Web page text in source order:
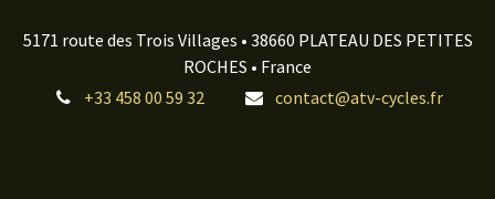
5171 route des Trois Villages • 38660 PLATEAU DES PETITES
ROCHES • France
+33 458 00 59 32
contact@atv-cycles.fr